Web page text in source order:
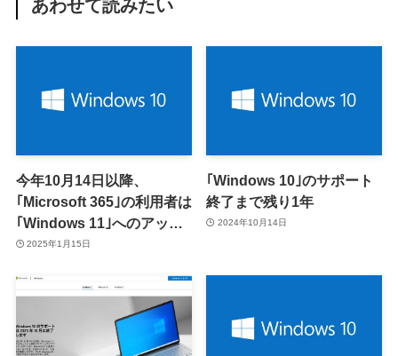
あわせて読みたい
今年10月14日以降、
｢Microsoft 365｣の利用者は
｢Windows 11｣へのアップ
グレードが必須に ｰ
はサポート終了へ
2025年1月15日
｢Windows 10｣のサポート
終了まで残り1年
2024年10月14日